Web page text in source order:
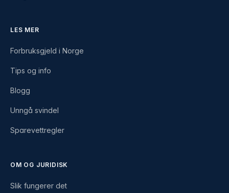
LES MER
Forbruksgjeld i Norge
Tips og info
Blogg
Unngå svindel
Sparevettregler
OM OG JURIDISK
Slik fungerer det